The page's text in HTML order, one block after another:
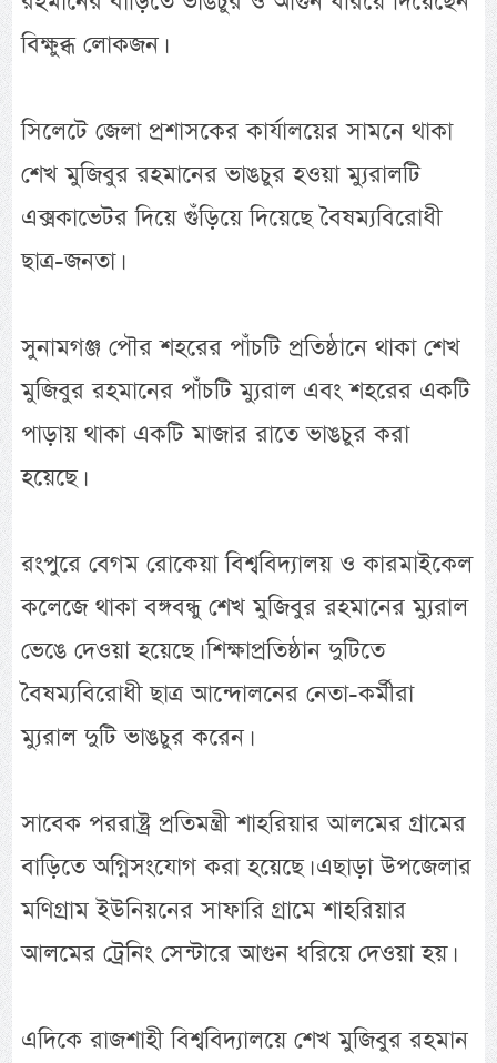
বিক্ষুব্ধ লোকজন।
সিলেটে জেলা প্রশাসকের কার্যালয়ের সামনে থাকা
শেখ মুজিবুর রহমানের ভাঙচুর হওয়া ম্যুরালটি
এক্সকাভেটর দিয়ে গুঁড়িয়ে দিয়েছে বৈষম্যবিরোধী
ছাত্র-জনতা।
সুনামগঞ্জ পৌর শহরের পাঁচটি প্রতিষ্ঠানে থাকা শেখ
মুজিবুর রহমানের পাঁচটি ম্যুরাল এবং শহরের একটি
পাড়ায় থাকা একটি মাজার রাতে ভাঙচুর করা
হয়েছে।
রংপুরে বেগম রোকেয়া বিশ্ববিদ্যালয় ও কারমাইকেল
কলেজে থাকা বঙ্গবন্ধু শেখ মুজিবুর রহমানের ম্যুরাল
ভেঙে দেওয়া হয়েছে। শিক্ষাপ্রতিষ্ঠান দুটিতে
বৈষম্যবিরোধী ছাত্র আন্দোলনের নেতা-কর্মীরা
ম্যুরাল দুটি ভাঙচুর করেন।
সাবেক পররাষ্ট্র প্রতিমন্ত্রী শাহরিয়ার আলমের গ্রামের
বাড়িতে অগ্নিসংযোগ করা হয়েছে। এছাড়া উপজেলার
মণিগ্রাম ইউনিয়নের সাফারি গ্রামে শাহরিয়ার
আলমের ট্রেনিং সেন্টারে আগুন ধরিয়ে দেওয়া হয়।
এদিকে রাজশাহী বিশ্ববিদ্যালয়ে শেখ মুজিবুর রহমান